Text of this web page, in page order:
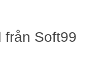
från Soft99